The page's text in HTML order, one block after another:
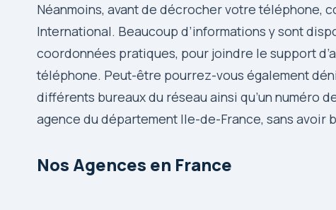
Néanmoins, avant de décrocher votre téléphone,
International. Beaucoup d’informations y sont
coordonnées pratiques, pour joindre le support
téléphone. Peut-être pourrez-vous également
différents bureaux du réseau ainsi qu’un numéro
agence du département Ile-de-France, sans
Nos Agences en France